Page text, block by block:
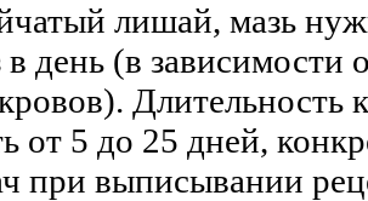
лишай, мазь
в день (в зависимости
Длительность
от 5 до 25 дней,
при выписывании